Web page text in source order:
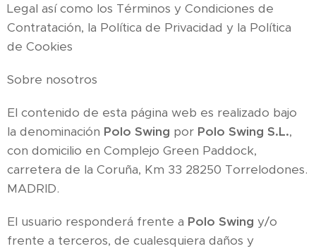
Legal así como los Términos y Condiciones de
Contratación, la Política de Privacidad y la Política
de Cookies
Sobre nosotros
El contenido de esta página web es realizado bajo
la denominación Polo Swing por Polo Swing S.L.,
con domicilio en Complejo Green Paddock,
carretera de la Coruña, Km 33 28250 Torrelodones.
MADRID.
El usuario responderá frente a Polo Swing y/o
frente a terceros, de cualesquiera daños y